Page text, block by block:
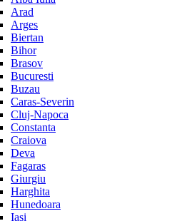
Arad
Arges
Biertan
Bihor
Brasov
Bucuresti
Buzau
Caras-Severin
Cluj-Napoca
Constanta
Craiova
Deva
Fagaras
Giurgiu
Harghita
Hunedoara
Iasi